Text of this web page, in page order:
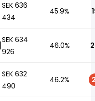
SEK 636
434
45.9%
SEK 634
926
46.0%
SEK 632
490
46.2%